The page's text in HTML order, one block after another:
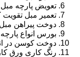
تعویض پارچه مبل
تعمیر مبل
دوخت پیراهن
بورس انواع
دوخت کوسن در
رنگ کاری ورق